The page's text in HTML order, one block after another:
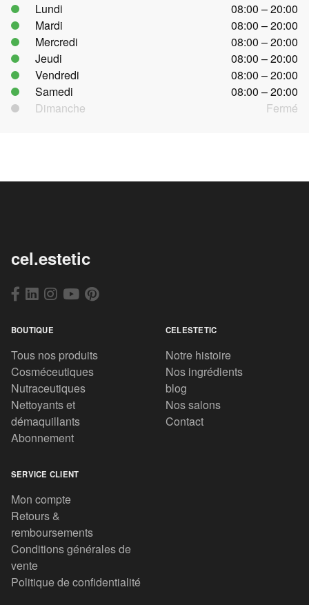
Lundi
08:00 – 20:00
Mardi
08:00 – 20:00
Mercredi
08:00 – 20:00
Jeudi
08:00 – 20:00
Vendredi
08:00 – 20:00
Samedi
08:00 – 20:00
Dimanche
Fermé
cel.estetic
BOUTIQUE
Tous nos produits
Cosméceutiques
Nutraceutiques
Nettoyants et
démaquillants
Abonnement
CELESTETIC
Notre histoire
Nos ingrédients
blog
Nos salons
Contact
SERVICE CLIENT
Mon compte
Retours &
remboursements
Conditions générales de
vente
Politique de confidentialité